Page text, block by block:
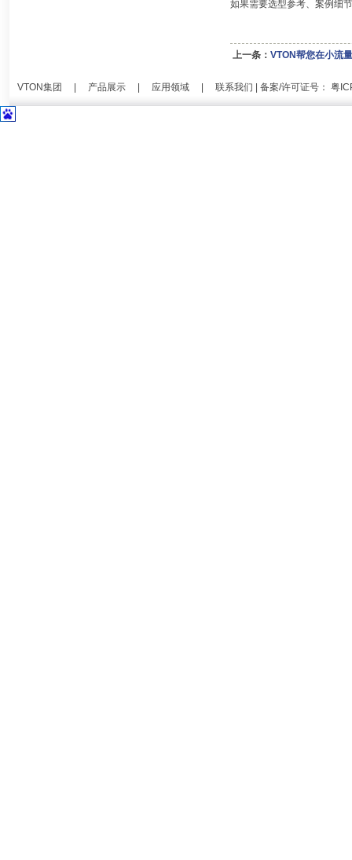
如果需要选型参考、案例细
上一条： VTON帮您在小流
VTON集团 产品展示 应用领域 联系我们 | 备案/许可证号： 粤